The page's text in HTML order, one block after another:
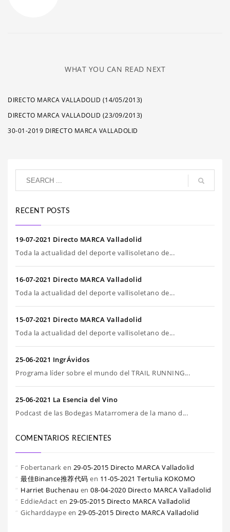
WHAT YOU CAN READ NEXT
DIRECTO MARCA VALLADOLID (14/05/2013)
DIRECTO MARCA VALLADOLID (23/09/2013)
30-01-2019 DIRECTO MARCA VALLADOLID
RECENT POSTS
19-07-2021 Directo MARCA Valladolid
Toda la actualidad del deporte vallisoletano de...
16-07-2021 Directo MARCA Valladolid
Toda la actualidad del deporte vallisoletano de...
15-07-2021 Directo MARCA Valladolid
Toda la actualidad del deporte vallisoletano de...
25-06-2021 IngrÁvidos
Programa líder sobre el mundo del TRAIL RUNNING...
25-06-2021 La Esencia del Vino
Podcast de las Bodegas Matarromera de la mano d...
COMENTARIOS RECIENTES
Fobertanark en 29-05-2015 Directo MARCA Valladolid
最佳Binance推荐代码 en 11-05-2021 Tertulia KOKOMO
Harriet Buchenau en 08-04-2020 Directo MARCA Valladolid
EddieAdact en 29-05-2015 Directo MARCA Valladolid
Gicharddaype en 29-05-2015 Directo MARCA Valladolid